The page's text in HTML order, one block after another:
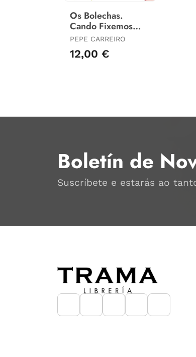
Os Bolechas.
Cando Fixemos
Marabillas Coas
Pedras
PEPE CARREIRO
12,00 €
Boletín de
Suscríbete e estarás ao